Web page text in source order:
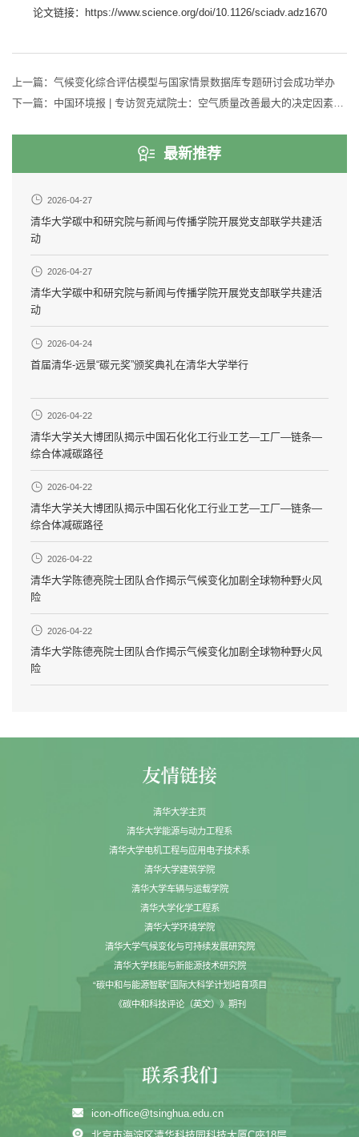
论文链接：https://www.science.org/doi/10.1126/sciadv.adz1670
上一篇： 气候变化综合评估模型与国家情景数据库专题研讨会成功举办
下一篇： 中国环境报 | 专访贺克斌院士：空气质量改善最大的决定因素是减排
最新推荐
2026-04-27
清华大学碳中和研究院与新闻与传播学院开展党支部联学共建活
动
2026-04-27
清华大学碳中和研究院与新闻与传播学院开展党支部联学共建活
动
2026-04-24
首届清华-远景“碳元奖”颁奖典礼在清华大学举行
2026-04-22
清华大学关大博团队揭示中国石化化工行业工艺—工厂—链条—
综合体减碳路径
2026-04-22
清华大学关大博团队揭示中国石化化工行业工艺—工厂—链条—
综合体减碳路径
2026-04-22
清华大学陈德亮院士团队合作揭示气候变化加剧全球物种野火风
险
2026-04-22
清华大学陈德亮院士团队合作揭示气候变化加剧全球物种野火风
险
清华大学主页
清华大学能源与动力工程系
清华大学电机工程与应用电子技术系
清华大学建筑学院
清华大学车辆与运载学院
清华大学化学工程系
清华大学环境学院
清华大学气候变化与可持续发展研究院
清华大学核能与新能源技术研究院
“碳中和与能源智联”国际大科学计划培育项目
《碳中和科技评论（英文）》期刊
icon-office@tsinghua.edu.cn